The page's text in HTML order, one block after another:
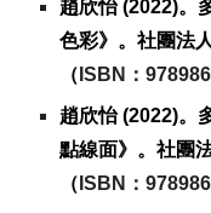
趙欣怡 (2022)。
色彩》 。社團法
（ ISBN：
趙欣怡 (2022)。
點線面》 。社團
（ ISBN：